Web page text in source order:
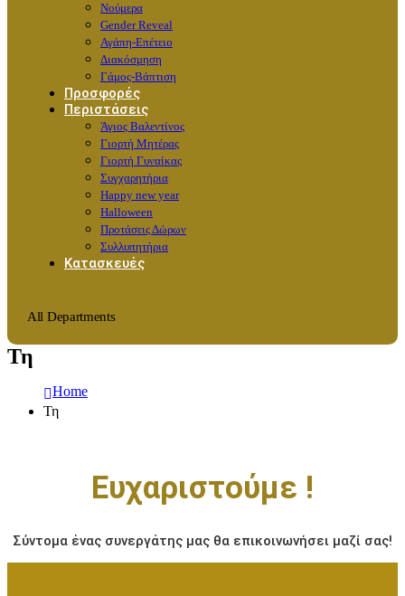
Νούμερα
Gender Reveal
Αγάπη-Επέτειο
Διακόσμηση
Γάμος-Βάπτιση
Προσφορές
Περιστάσεις
Άγιος Βαλεντίνος
Γιορτή Μητέρας
Γιορτή Γυναίκας
Συγχαρητήρια
Happy new year
Halloween
Προτάσεις Δώρων
Συλλυπητήρια
Κατασκευές
All Departments
Τη
Home
Τη
Ευχαριστούμε !
Σύντομα ένας συνεργάτης μας θα επικοινωνήσει μαζί σας!